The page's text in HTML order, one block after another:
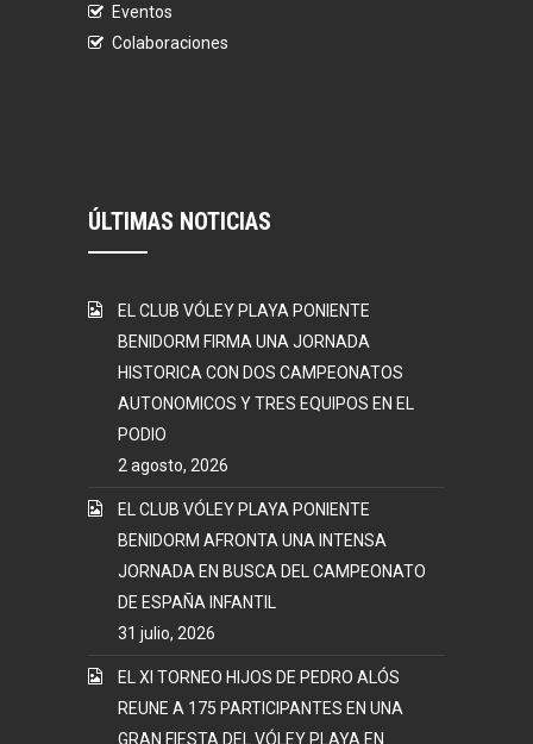
Eventos
Colaboraciones
ÚLTIMAS NOTICIAS
EL CLUB VÓLEY PLAYA PONIENTE
BENIDORM FIRMA UNA JORNADA
HISTORICA CON DOS CAMPEONATOS
AUTONOMICOS Y TRES EQUIPOS EN EL
PODIO
2 agosto, 2026
EL CLUB VÓLEY PLAYA PONIENTE
BENIDORM AFRONTA UNA INTENSA
JORNADA EN BUSCA DEL CAMPEONATO
DE ESPAÑA INFANTIL
31 julio, 2026
EL XI TORNEO HIJOS DE PEDRO ALÓS
REUNE A 175 PARTICIPANTES EN UNA
GRAN FIESTA DEL VÓLEY PLAYA EN